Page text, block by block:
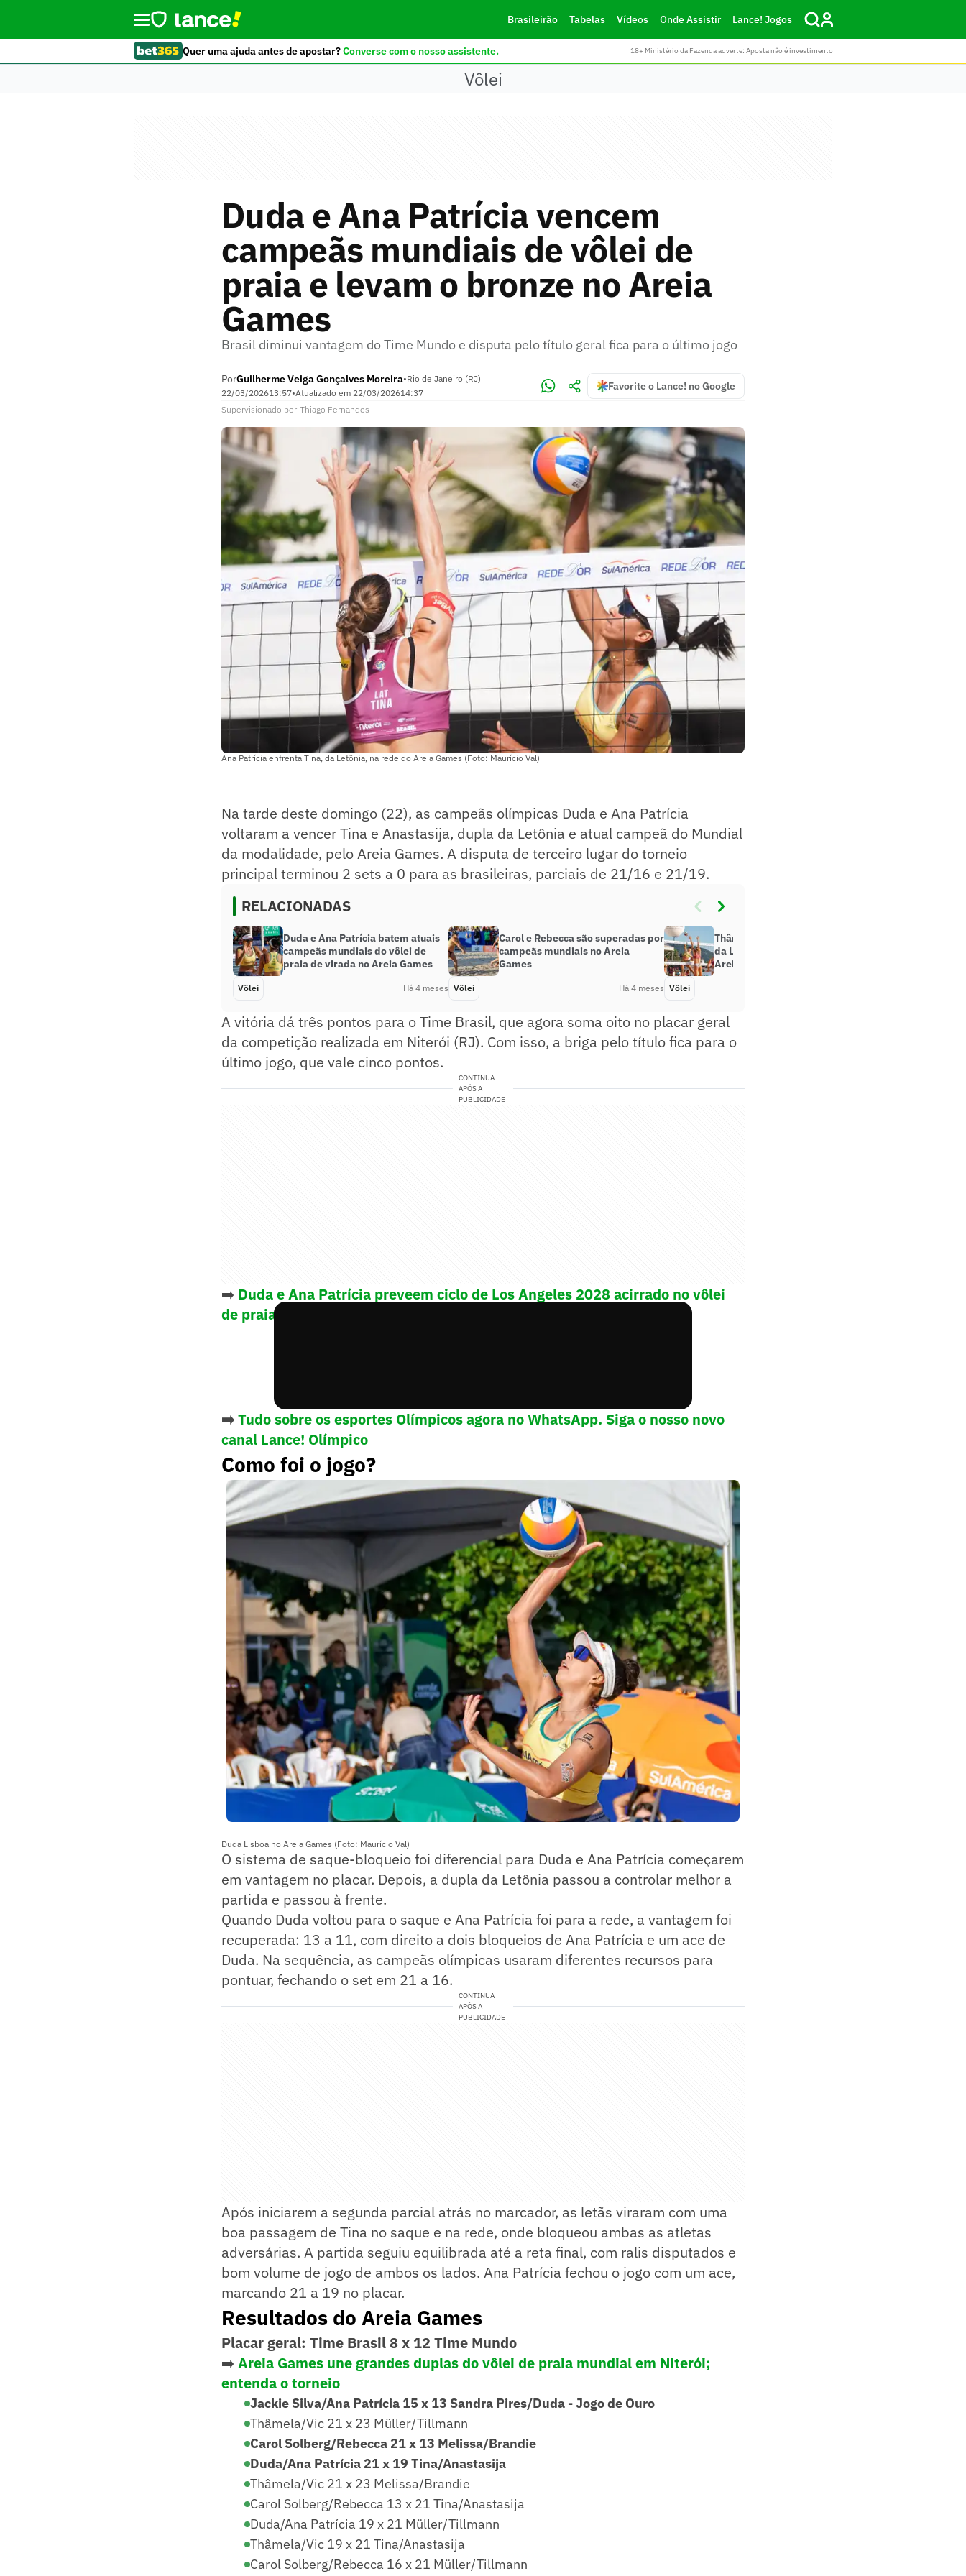
Brasileirão Tabelas Vídeos Onde Assistir Lance! Jogos
Quer uma ajuda antes de apostar?Converse com o nosso assistente. 18+ Ministério da Fazenda adverte: Aposta não é investimento
Vôlei
Duda e Ana Patrícia vencem
campeãs mundiais de vôlei de
praia e levam o bronze no Areia
Games
Brasil diminui vantagem do Time Mundo e disputa pelo título geral fica para o último jogo
PorGuilherme Veiga Gonçalves Moreira•Rio de Janeiro (RJ)
22/03/202613:57•Atualizado em 22/03/202614:37
Favorite o Lance! no Google
Supervisionado por Thiago Fernandes
Ana Patrícia enfrenta Tina, da Letônia, na rede do Areia Games (Foto: Maurício Val)
Na tarde deste domingo (22), as campeãs olímpicas Duda e Ana Patrícia
voltaram a vencer Tina e Anastasija, dupla da Letônia e atual campeã do Mundial
da modalidade, pelo Areia Games. A disputa de terceiro lugar do torneio
principal terminou 2 sets a 0 para as brasileiras, parciais de 21/16 e 21/19.
RELACIONADAS
Duda e Ana Patrícia batem atuais
campeãs mundiais do vôlei de
praia de virada no Areia Games
Vôlei Há 4 meses
Carol e Rebecca são superadas por
campeãs mundiais no Areia
Games
Vôlei Há 4 meses
Thâmela e Vic perdem para dupla
da Letônia e são eliminadas do
Areia Games
Vôlei
A vitória dá três pontos para o Time Brasil, que agora soma oito no placar geral
da competição realizada em Niterói (RJ). Com isso, a briga pelo título fica para o
último jogo, que vale cinco pontos.
CONTINUA
APÓS A
PUBLICIDADE
➡️ Duda e Ana Patrícia preveem ciclo de Los Angeles 2028 acirrado no vôlei
de praia brasileiro
➡️Tudo sobre os esportes Olímpicos agora no WhatsApp. Siga o nosso novo
canal Lance! Olímpico
Como foi o jogo?
Duda Lisboa no Areia Games (Foto: Maurício Val)
O sistema de saque-bloqueio foi diferencial para Duda e Ana Patrícia começarem
em vantagem no placar. Depois, a dupla da Letônia passou a controlar melhor a
partida e passou à frente.
Quando Duda voltou para o saque e Ana Patrícia foi para a rede, a vantagem foi
recuperada: 13 a 11, com direito a dois bloqueios de Ana Patrícia e um ace de
Duda. Na sequência, as campeãs olímpicas usaram diferentes recursos para
pontuar, fechando o set em 21 a 16.
CONTINUA
APÓS A
PUBLICIDADE
Após iniciarem a segunda parcial atrás no marcador, as letãs viraram com uma
boa passagem de Tina no saque e na rede, onde bloqueou ambas as atletas
adversárias. A partida seguiu equilibrada até a reta final, com ralis disputados e
bom volume de jogo de ambos os lados. Ana Patrícia fechou o jogo com um ace,
marcando 21 a 19 no placar.
Resultados do Areia Games
Placar geral: Time Brasil 8 x 12 Time Mundo
➡️ Areia Games une grandes duplas do vôlei de praia mundial em Niterói;
entenda o torneio
Jackie Silva/Ana Patrícia 15 x 13 Sandra Pires/Duda - Jogo de Ouro
Thâmela/Vic 21 x 23 Müller/Tillmann
Carol Solberg/Rebecca 21 x 13 Melissa/Brandie
Duda/Ana Patrícia 21 x 19 Tina/Anastasija
Thâmela/Vic 21 x 23 Melissa/Brandie
Carol Solberg/Rebecca 13 x 21 Tina/Anastasija
Duda/Ana Patrícia 19 x 21 Müller/Tillmann
Thâmela/Vic 19 x 21 Tina/Anastasija
Carol Solberg/Rebecca 16 x 21 Müller/Tillmann